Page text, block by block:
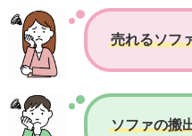
売れるソフ
ソファの搬